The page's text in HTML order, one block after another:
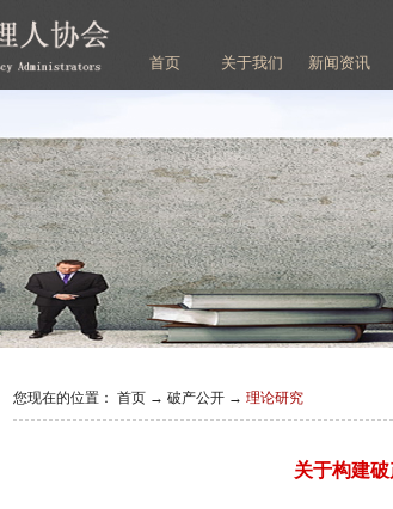
首页 关于我们 新闻资讯
您现在的位置： 首页 → 破产公开 → 理论研究
关于构建